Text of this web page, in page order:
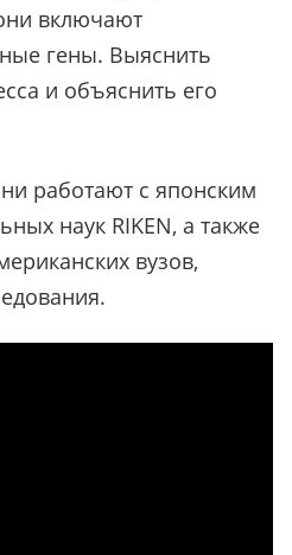
включают
гены. Выяснить
и объяснить его
работают с японским
наук RIKEN, а также
вузов,